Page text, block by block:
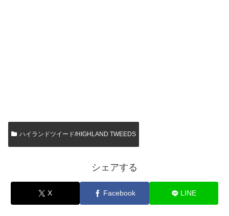
ハイランドツイード/HIGHLAND TWEEDS
シェアする
X Facebook LINE